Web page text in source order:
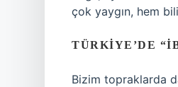
çok yaygın, hem
TÜRKIYE’DE
Bizim topraklarda